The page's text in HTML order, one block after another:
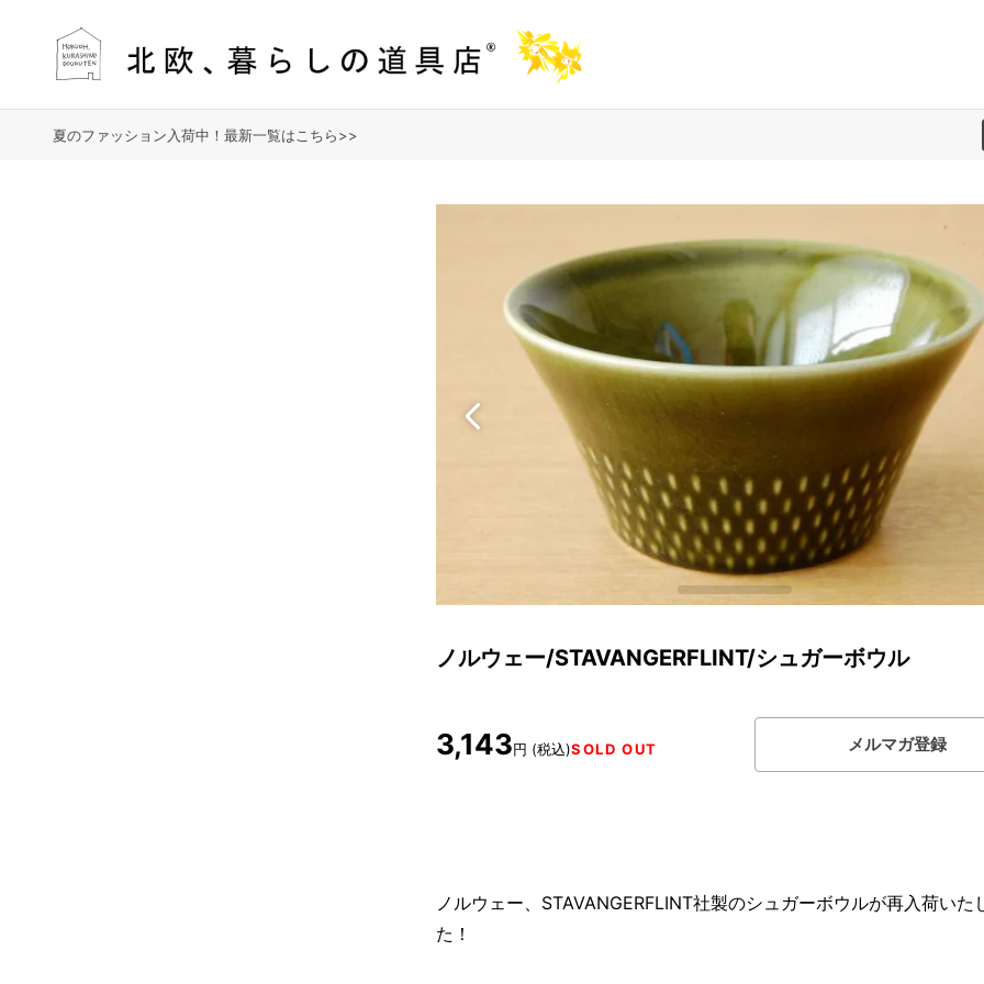
夏のファッション入荷中！最新一覧はこちら>>
ノルウェー/STAVANGERFLINT/シュガーボウル
3,143円 (税込)SOLD OUT メルマガ登録
ノルウェー、STAVANGERFLINT社製のシュガーボウルが再入荷いた
た！